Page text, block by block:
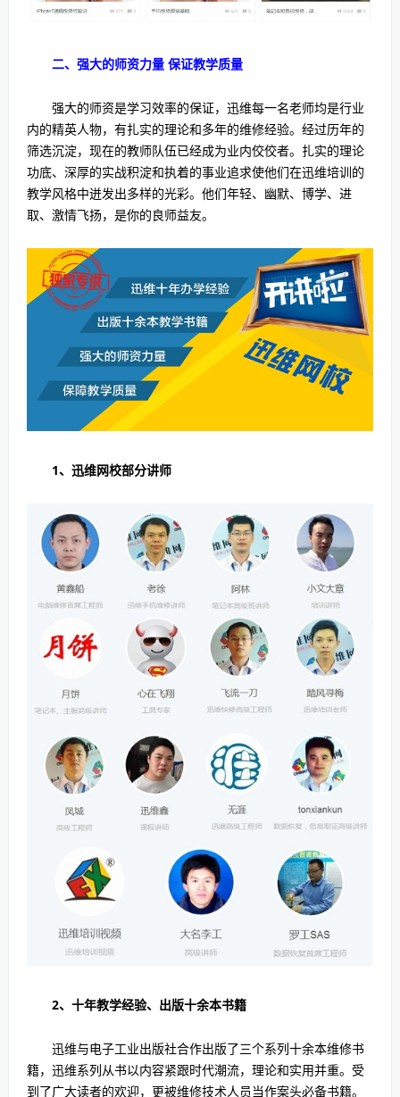
二、强大的师资力量 保证教学质量
强大的师资是学习效率的保证，迅维每一名老师均是行业
内的精英人物，有扎实的理论和多年的维修经验。经过历年的
筛选沉淀，现在的教师队伍已经成为业内佼佼者。扎实的理论
功底、深厚的实战积淀和执着的事业追求使他们在迅维培训的
教学风格中迸发出多样的光彩。他们年轻、幽默、博学、进
取、激情飞扬，是你的良师益友。
1、迅维网校部分讲师
2、十年教学经验、出版十余本书籍
迅维与电子工业出版社合作出版了三个系列十余本维修书
籍，迅维系列从书以内容紧跟时代潮流，理论和实用并重。受
到了广大读者的欢迎，更被维修技术人员当作案头必备书籍。